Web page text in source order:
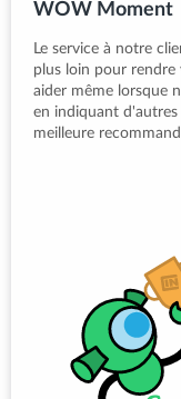
WOW Moment
Le service à notre
plus loin pour rendre
aider même lorsque
en indiquant
meilleure